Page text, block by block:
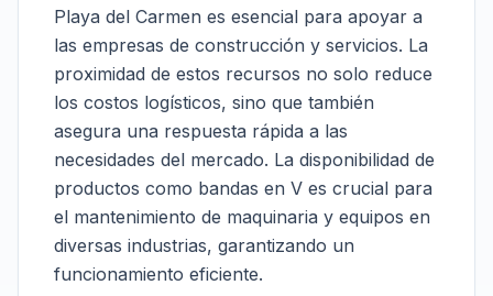
Playa del Carmen es esencial para apoyar a
las empresas de construcción y servicios. La
proximidad de estos recursos no solo reduce
los costos logísticos, sino que también
asegura una respuesta rápida a las
necesidades del mercado. La disponibilidad de
productos como bandas en V es crucial para
el mantenimiento de maquinaria y equipos en
diversas industrias, garantizando un
funcionamiento eficiente.